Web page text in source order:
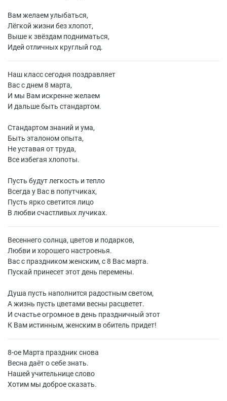
Вам желаем улыбаться,
Лёгкой жизни без хлопот,
Выше к звёздам подниматься,
Идей отличных круглый год.
Наш класс сегодня поздравляет
Вас с днем 8 марта,
И мы Вам искренне желаем
И дальше быть стандартом.
Стандартом знаний и ума,
Быть эталоном опыта,
Не уставая от труда,
Все избегая хлопоты.
Пусть будут легкость и тепло
Всегда у Вас в попутчиках,
Пусть ярко светится лицо
В любви счастливых лучиках.
Весеннего солнца, цветов и подарков,
Любви и хорошего настроенья.
Вас с праздником женским, с 8 Вас марта.
Пускай принесет этот день перемены.
Душа пусть наполнится радостным светом,
А жизнь пусть цветами весны расцветет.
И счастье огромное в день праздничный этот
К Вам истинным, женским в обитель придет!
8-ое Марта праздник снова
Весна даёт о себе знать.
Нашей учительнице слово
Хотим мы доброе сказать.